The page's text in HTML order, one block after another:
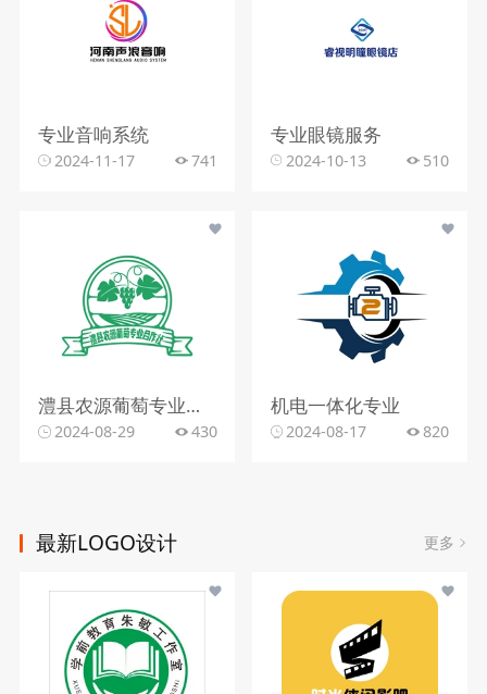
专业音响系统
2024-11-17 741
专业眼镜服务
2024-10-13 510
澧县农源葡萄专业合作社
2024-08-29 430
机电一体化专业
2024-08-17 820
最新LOGO设计 更多